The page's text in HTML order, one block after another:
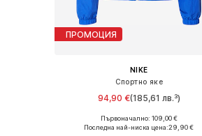
ПРОМОЦИЯ
NIKE
Спортно яке
94,90 €(185,61 лв.³)
Налични размери: XS, S, M, L, XL
Първоначално: 109,00 €
Последна най-ниска цена:29,90 €